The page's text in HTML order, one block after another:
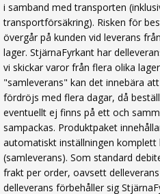
i samband med transporten
transportförsäkring). Risken för
övergår på kunden vid leverans
lager. StjärnaFyrkant har
vi skickar varor från flera olika
"samleverans" kan det innebära
fördröjs med flera dagar, då
eventuellt ej finns på ett och
sampackas. Produktpaket
automatiskt inställningen komplett
(samleverans). Som standard
frakt per order, oavsett delleverans
delleverans förbehåller sig